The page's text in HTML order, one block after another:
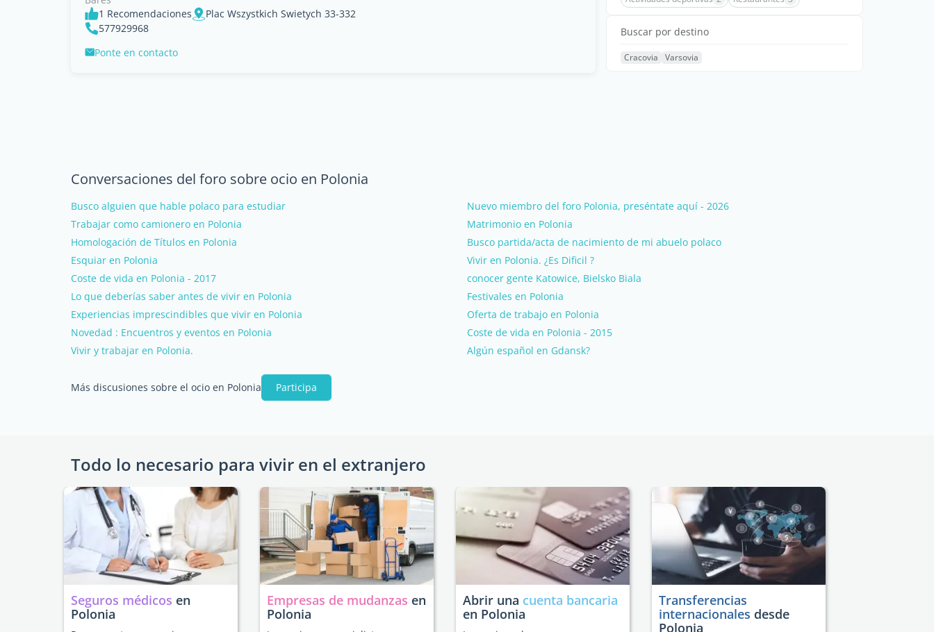
1 Recomendaciones
Plac Wszystkich Swietych 33-332
577929968
Ponte en contacto
Buscar por destino
Cracovia Varsovia
Conversaciones del foro sobre ocio en Polonia
Busco alguien que hable polaco para estudiar
Nuevo miembro del foro Polonia, preséntate aquí - 2026
Trabajar como camionero en Polonia
Matrimonio en Polonia
Homologación de Títulos en Polonia
Busco partida/acta de nacimiento de mi abuelo polaco
Esquiar en Polonia
Vivir en Polonia. ¿Es Dificil ?
Coste de vida en Polonia - 2017
conocer gente Katowice, Bielsko Biala
Lo que deberías saber antes de vivir en Polonia
Festivales en Polonia
Experiencias imprescindibles que vivir en Polonia
Oferta de trabajo en Polonia
Novedad : Encuentros y eventos en Polonia
Coste de vida en Polonia - 2015
Vivir y trabajar en Polonia.
Algún español en Gdansk?
Más discusiones sobre el ocio en Polonia Participa
Todo lo necesario para vivir en el extranjero
Seguros médicos en
Polonia
Empresas de mudanzas en
Polonia
Abrir una cuenta bancaria
en Polonia
Transferencias
internacionales desde
Polonia